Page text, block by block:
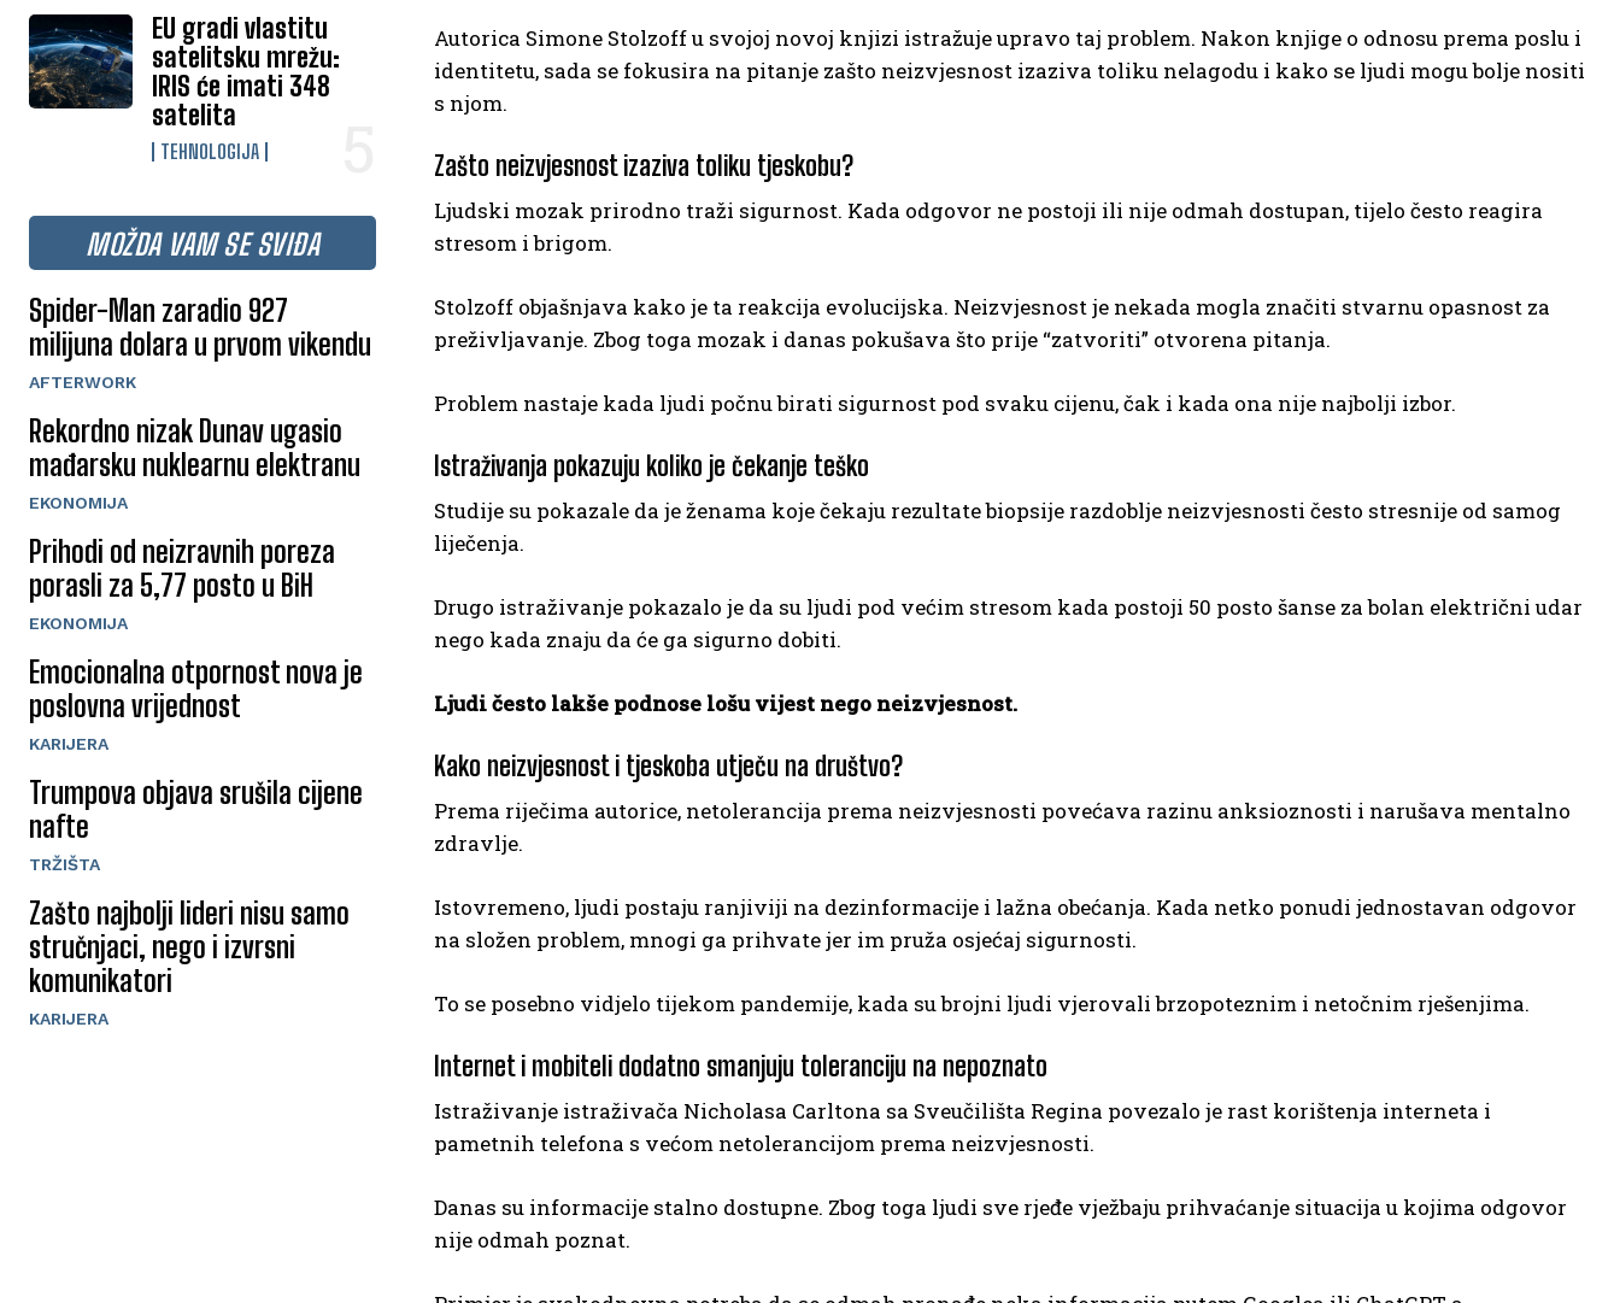
EU gradi vlastitu
satelitsku mrežu:
IRIS će imati 348
satelita
TEHNOLOGIJA
MOŽDA VAM SE SVIĐA
Spider-Man zaradio 927
milijuna dolara u prvom vikendu
AFTERWORK
Rekordno nizak Dunav ugasio
mađarsku nuklearnu elektranu
EKONOMIJA
Prihodi od neizravnih poreza
porasli za 5,77 posto u BiH
EKONOMIJA
Emocionalna otpornost nova je
poslovna vrijednost
KARIJERA
Trumpova objava srušila cijene
nafte
TRŽIŠTA
Zašto najbolji lideri nisu samo
stručnjaci, nego i izvrsni
komunikatori
KARIJERA
Autorica Simone Stolzoff u svojoj novoj knjizi istražuje upravo taj problem. Nakon knjige o odnosu prema poslu i
identitetu, sada se fokusira na pitanje zašto neizvjesnost izaziva toliku nelagodu i kako se ljudi mogu bolje nositi
s njom.
Zašto neizvjesnost izaziva toliku tjeskobu?
Ljudski mozak prirodno traži sigurnost. Kada odgovor ne postoji ili nije odmah dostupan, tijelo često reagira
stresom i brigom.
Stolzoff objašnjava kako je ta reakcija evolucijska. Neizvjesnost je nekada mogla značiti stvarnu opasnost za
preživljavanje. Zbog toga mozak i danas pokušava što prije “zatvoriti” otvorena pitanja.
Problem nastaje kada ljudi počnu birati sigurnost pod svaku cijenu, čak i kada ona nije najbolji izbor.
Istraživanja pokazuju koliko je čekanje teško
Studije su pokazale da je ženama koje čekaju rezultate biopsije razdoblje neizvjesnosti često stresnije od samog
liječenja.
Drugo istraživanje pokazalo je da su ljudi pod većim stresom kada postoji 50 posto šanse za bolan električni udar
nego kada znaju da će ga sigurno dobiti.
Ljudi često lakše podnose lošu vijest nego neizvjesnost.
Kako neizvjesnost i tjeskoba utječu na društvo?
Prema riječima autorice, netolerancija prema neizvjesnosti povećava razinu anksioznosti i narušava mentalno
zdravlje.
Istovremeno, ljudi postaju ranjiviji na dezinformacije i lažna obećanja. Kada netko ponudi jednostavan odgovor
na složen problem, mnogi ga prihvate jer im pruža osjećaj sigurnosti.
To se posebno vidjelo tijekom pandemije, kada su brojni ljudi vjerovali brzopoteznim i netočnim rješenjima.
Internet i mobiteli dodatno smanjuju toleranciju na nepoznato
Istraživanje istraživača Nicholasa Carltona sa Sveučilišta Regina povezalo je rast korištenja interneta i
pametnih telefona s većom netolerancijom prema neizvjesnosti.
Danas su informacije stalno dostupne. Zbog toga ljudi sve rjeđe vježbaju prihvaćanje situacija u kojima odgovor
nije odmah poznat.